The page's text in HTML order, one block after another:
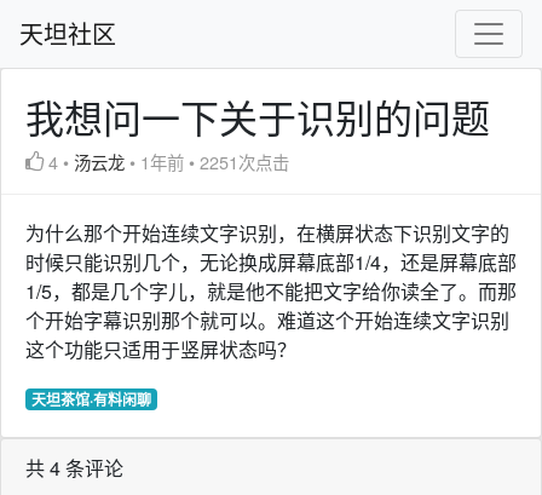
天坦社区
我想问一下关于识别的问题
4 • 汤云龙 • 1年前 •2251次点击
为什么那个开始连续文字识别，在横屏状态下识别文字的
时候只能识别几个，无论换成屏幕底部1/4，还是屏幕底部
1/5，都是几个字儿，就是他不能把文字给你读全了。而那
个开始字幕识别那个就可以。难道这个开始连续文字识别
这个功能只适用于竖屏状态吗？
天坦茶馆·有料闲聊
共 4 条评论